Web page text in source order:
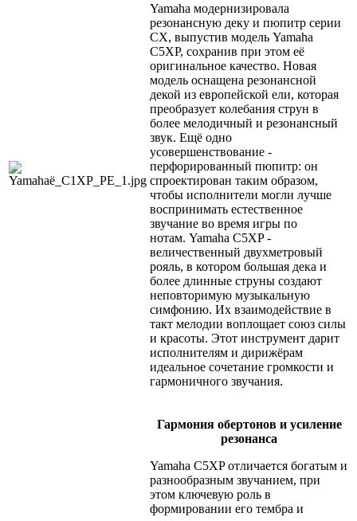
Yamaha модернизировала
резонансную деку и пюпитр серии
CX, выпустив модель Yamaha
C5XP, сохранив при этом её
оригинальное качество. Новая
модель оснащена резонансной
декой из европейской ели, которая
преобразует колебания струн в
более мелодичный и резонансный
звук. Ещё одно
усовершенствование -
перфорированный пюпитр: он
спроектирован таким образом,
чтобы исполнители могли лучше
воспринимать естественное
звучание во время игры по
нотам. Yamaha C5XP -
величественный двухметровый
рояль, в котором большая дека и
более длинные струны создают
неповторимую музыкальную
симфонию. Их взаимодействие в
такт мелодии воплощает союз силы
и красоты. Этот инструмент дарит
исполнителям и дирижёрам
идеальное сочетание громкости и
гармоничного звучания.
Гармония обертонов и усиление
резонанса
Yamaha C5XP отличается богатым и
разнообразным звучанием, при
этом ключевую роль в
формировании его тембра и